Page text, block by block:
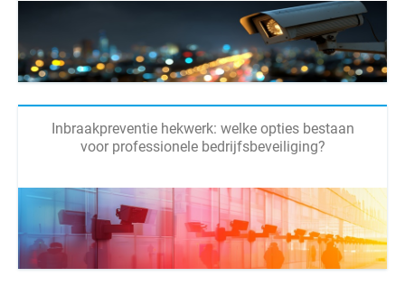
Inbraakpreventie hekwerk: welke opties bestaan
voor professionele bedrijfsbeveiliging?